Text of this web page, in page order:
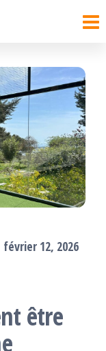
février 12, 2026
être